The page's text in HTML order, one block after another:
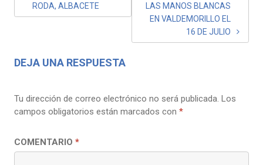
ENTRADAS
RODA, ALBACETE
LAS MANOS BLANCAS
EN VALDEMORILLO EL
16 DE JULIO
DEJA UNA RESPUESTA
Tu dirección de correo electrónico no será publicada. Los
campos obligatorios están marcados con *
COMENTARIO *